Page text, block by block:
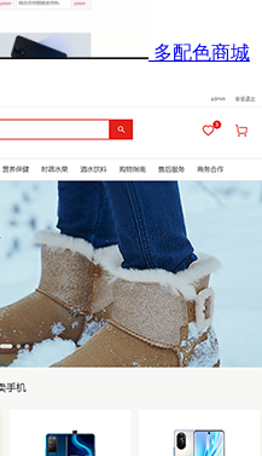
多配色商城